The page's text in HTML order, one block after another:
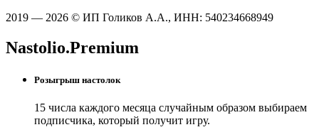
2019 — 2026 © ИП Голиков А.А., ИНН: 540234668949
Nastolio.Premium
Розыгрыш настолок
15 числа каждого месяца случайным образом выбираем
подписчика, который получит игру.